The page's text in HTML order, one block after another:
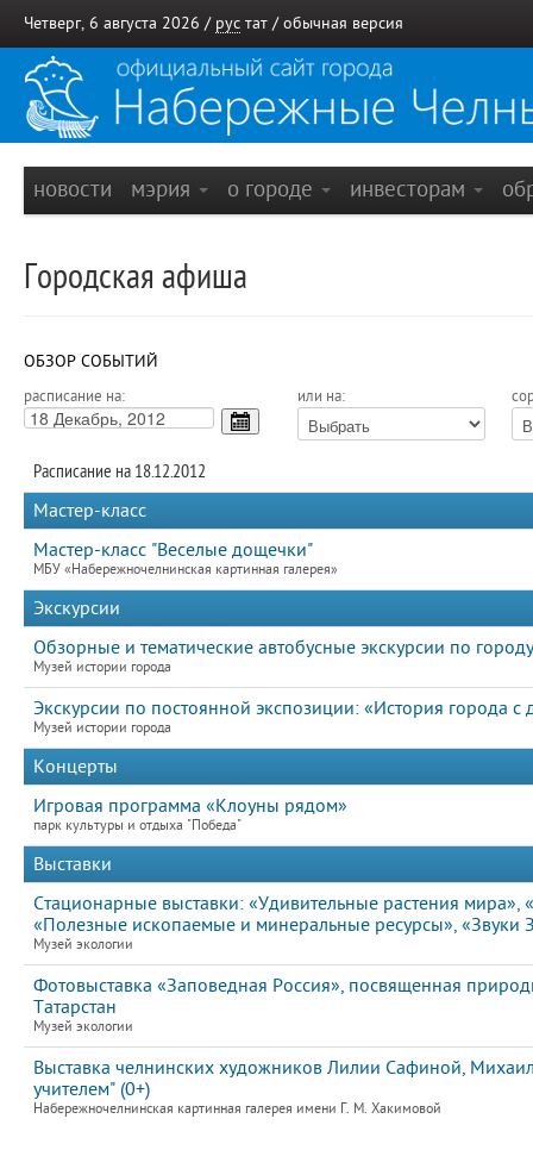
Четверг, 6 августа 2026 / рус тат / обычная версия
новости мэрия о городе инвесторам
Городская афиша
ОБЗОР СОБЫТИЙ
расписание на: или на:
Расписание на 18.12.2012
Мастер-класс
Мастер-класс "Веселые дощечки"
МБУ «Набережночелнинская картинная галерея»
Экскурсии
Обзорные и тематические автобусные экскурсии по городу
Музей истории города
Экскурсии по постоянной экспозиции: «История города
Музей истории города
Концерты
Игровая программа «Клоуны рядом»
парк культуры и отдыха "Победа"
Выставки
Стационарные выставки: «Удивительные растения
«Полезные ископаемые и минеральные ресурсы»,
Музей экологии
Фотовыставка «Заповедная Россия», посвященная
Татарстан
Музей экологии
Выставка челнинских художников Лилии Сафиной,
учителем" (0+)
Набережночелнинская картинная галерея имени Г. М. Хакимовой